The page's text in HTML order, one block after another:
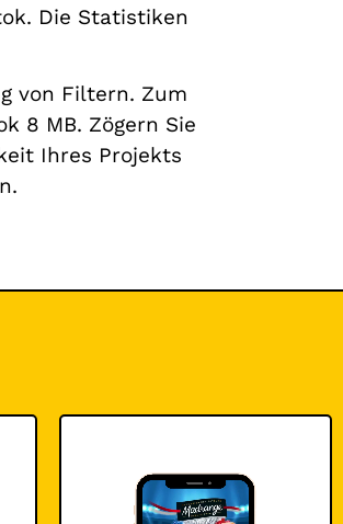
Die Statistiken
von Filtern. Zum
8 MB. Zögern Sie
Ihres Projekts